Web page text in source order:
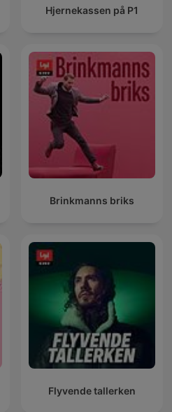
Hjernekassen på P1
Brinkmanns briks
Flyvende tallerken